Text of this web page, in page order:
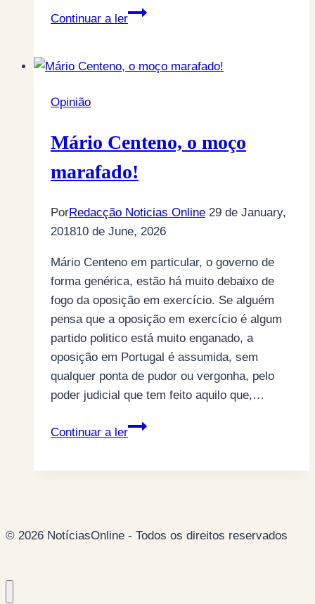
Continuar a ler
Tudo
Opinião
Mário Centeno, o moço
marafado!
PorRedacção Noticias Online 29 de January,
201810 de June, 2026
Mário Centeno em particular, o governo de
forma genérica, estão há muito debaixo de
fogo da oposição em exercício. Se alguém
pensa que a oposição em exercício é algum
partido politico está muito enganado, a
oposição em Portugal é assumida, sem
qualquer ponta de pudor ou vergonha, pelo
poder judicial que tem feito aquilo que,…
Continuar a ler
Mário
© 2026 NotíciasOnline - Todos os direitos reservados